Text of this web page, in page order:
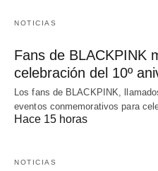
NOTICIAS
Fans de BLACKPINK
celebración del 10º
Los fans de BLACKPINK,
eventos conmemorativos para
Hace 15 horas
NOTICIAS